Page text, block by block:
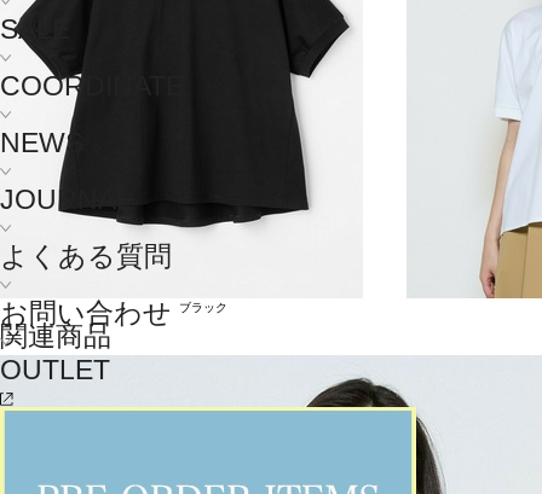
SALE
COORDINATE
NEWS
JOURNAL
よくある質問
お問い合わせ
OUTLET
ブラック
関連商品